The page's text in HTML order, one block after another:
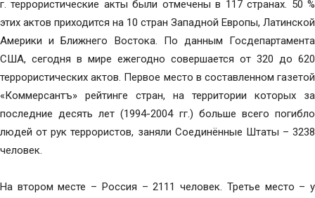
г. террористические акты были отмечены в 117 странах. 50 %
этих актов приходится на 10 стран Западной Европы, Латинской
Америки и Ближнего Востока. По данным Госдепартамента
США, сегодня в мире ежегодно совершается от 320 до 620
террористических актов. Первое место в составленном газетой
«Коммерсантъ» рейтинге стран, на территории которых за
последние десять лет (1994-2004 гг.) больше всего погибло
людей от рук террористов, заняли Соединённые Штаты – 3238
человек.
На втором месте – Россия – 2111 человек. Третье место – у